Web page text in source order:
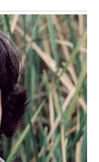
na pravom putu.
a moguća je i
omogućiti da
najveća podrška.
koja donosi